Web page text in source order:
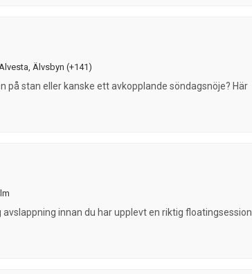
, Älvsbyn (+141)
på stan eller kanske ett avkopplande söndagsnöje? Här
innan du har upplevt en riktig floatingsession.